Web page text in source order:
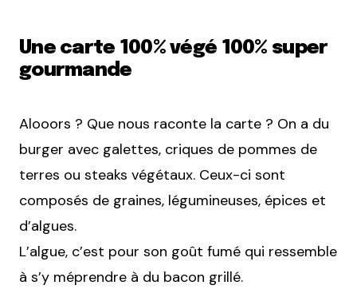
Une carte 100% végé 100% super
gourmande
Alooors ? Que nous raconte la carte ? On a du
burger avec galettes, criques de pommes de
terres ou steaks végétaux. Ceux-ci sont
composés de graines, légumineuses, épices et
d’algues.
L’algue, c’est pour son goût fumé qui ressemble
à s’y méprendre à du bacon grillé.